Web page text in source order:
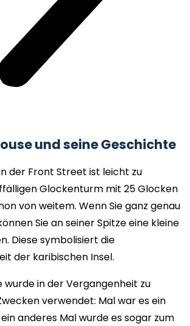
und seine Geschichte
der Front Street ist leicht zu
Glockenturm mit 25 Glocken
von weitem. Wenn Sie ganz genau
Sie an seiner Spitze eine kleine
Diese symbolisiert die
der karibischen Insel.
wurde in der Vergangenheit zu
verwendet: Mal war es ein
anderes Mal wurde es sogar zum